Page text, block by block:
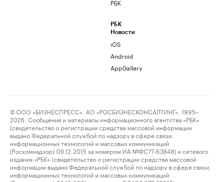
РБК
РБК
Новости
iOS
Android
AppGallery
© ООО «БИЗНЕСПРЕСС», АО «РОСБИЗНЕСКОНСАЛТИНГ», 1995–
2026. Сообщения и материалы информационного агентства «РБК»
(свидетельство о регистрации средства массовой информации
выдано Федеральной службой по надзору в сфере связи,
информационных технологий и массовых коммуникаций
(Роскомнадзор) 09.12.2015 за номером ИА №ФС77-63848) и сетевого
издания «РБК» (свидетельство о регистрации средства массовой
информации выдано Федеральной службой по надзору в сфере связи,
информационных технологий и массовых коммуникаций